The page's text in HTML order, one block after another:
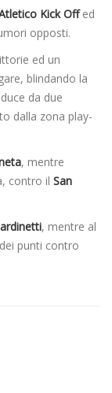
Kick Offed
opposti.
ed un
blindando la
da due
dalla zona play-
, mentre
contro il San
, mentre al
punti contro